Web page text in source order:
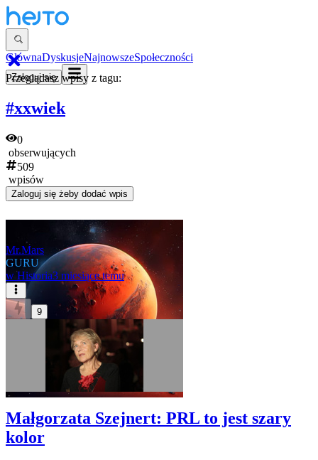
GłównaDyskusjeNajnowszeSpołeczności
Zaloguj się
Przeglądasz wpisy z tagu:
#xxwiek
0
obserwujących
509
wpisów
Zaloguj się żeby dodać wpis
Mr.Mars
GURU
w Historia3 miesiące temu
9
Małgorzata Szejnert: PRL to jest szary
kolor